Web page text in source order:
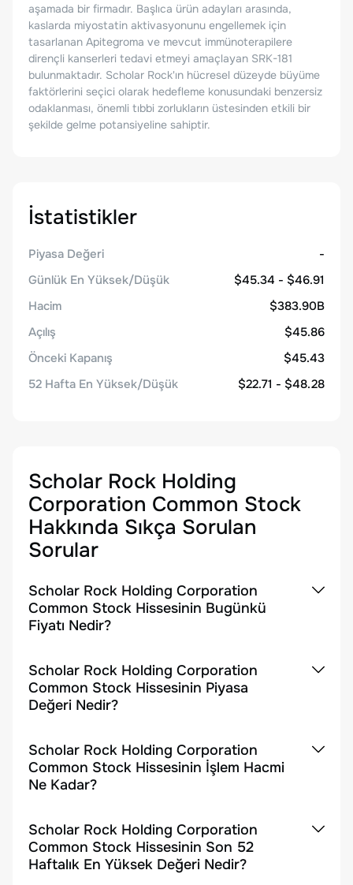
aşamada bir firmadır. Başlıca ürün adayları arasında,
kaslarda miyostatin aktivasyonunu engellemek için
tasarlanan Apitegroma ve mevcut immünoterapilere
dirençli kanserleri tedavi etmeyi amaçlayan SRK-181
bulunmaktadır. Scholar Rock'ın hücresel düzeyde büyüme
faktörlerini seçici olarak hedefleme konusundaki benzersiz
odaklanması, önemli tıbbi zorlukların üstesinden etkili bir
şekilde gelme potansiyeline sahiptir.
İstatistikler
Piyasa Değeri
-
Günlük En Yüksek/Düşük
$45.34 - $46.91
Hacim
$383.90B
Açılış
$45.86
Önceki Kapanış
$45.43
52 Hafta En Yüksek/Düşük
$22.71 - $48.28
Scholar Rock Holding
Corporation Common Stock
Hakkında Sıkça Sorulan
Sorular
Scholar Rock Holding Corporation
Common Stock Hissesinin Bugünkü
Fiyatı Nedir?
Scholar Rock Holding Corporation
Common Stock Hissesinin Piyasa
Değeri Nedir?
Scholar Rock Holding Corporation
Common Stock Hissesinin İşlem Hacmi
Ne Kadar?
Scholar Rock Holding Corporation
Common Stock Hissesinin Son 52
Haftalık En Yüksek Değeri Nedir?